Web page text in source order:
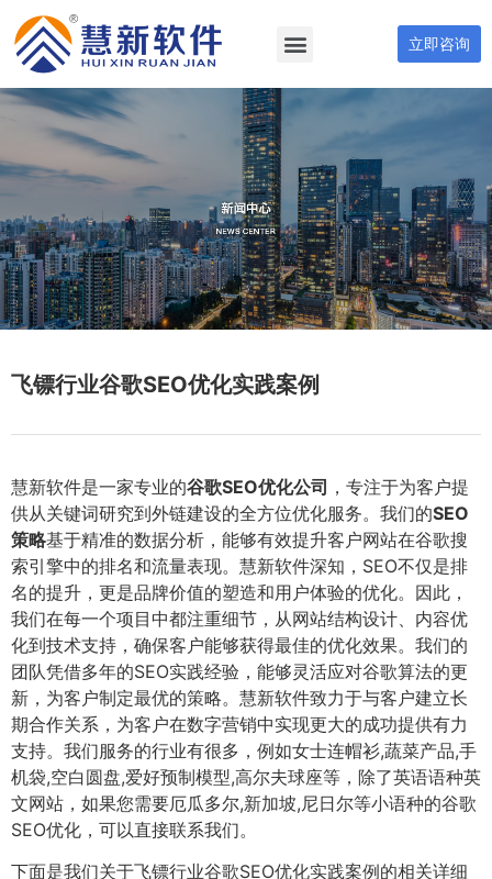
立即咨询
飞镖行业谷歌SEO优化实践案例
慧新软件是一家专业的谷歌SEO优化公司 ，专注于为客户提
供从关键词研究到外链建设的全方位优化服务。我们的SEO
策略基于精准的数据分析，能够有效提升客户网站在谷歌搜
索引擎中的排名和流量表现。慧新软件深知，SEO不仅是排
名的提升，更是品牌价值的塑造和用户体验的优化。因此，
我们在每一个项目中都注重细节，从网站结构设计、内容优
化到技术支持，确保客户能够获得最佳的优化效果。我们的
团队凭借多年的SEO实践经验，能够灵活应对谷歌算法的更
新，为客户制定最优的策略。慧新软件致力于与客户建立长
期合作关系，为客户在数字营销中实现更大的成功提供有力
支持。我们服务的行业有很多，例如女士连帽衫,蔬菜产品,手
机袋,空白圆盘,爱好预制模型,高尔夫球座等，除了英语语种英
文网站，如果您需要厄瓜多尔,新加坡,尼日尔等小语种的谷歌
SEO优化，可以直接联系我们。
下面是我们关于飞镖行业谷歌SEO优化实践案例的相关详细